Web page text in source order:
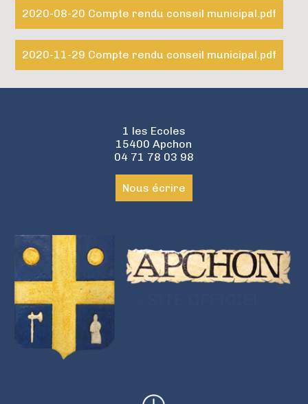
2020-08-20 Compte rendu conseil municipal.pdf
2020-11-29 Compte rendu conseil municipal.pdf
1 les Ecoles
15400 Apchon
04 71 78 03 98
Nous écrire